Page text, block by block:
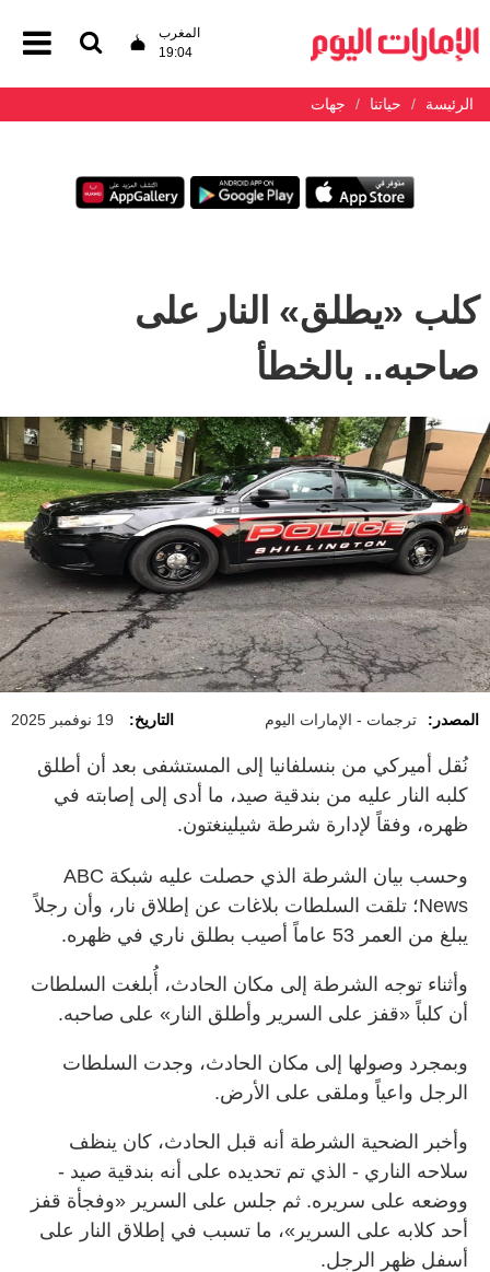
المغرب
19:04
الرئيسة حياتنا جهات
كلب «يطلق» النار على
صاحبه.. بالخطأ
المصدر: ترجمات - الإمارات اليوم التاريخ: 19 نوفمبر 2025
نُقل أميركي من بنسلفانيا إلى المستشفى بعد أن أطلق
كلبه النار عليه من بندقية صيد، ما أدى إلى إصابته في
ظهره، وفقاً لإدارة شرطة شيلينغتون.
وحسب بيان الشرطة الذي حصلت عليه شبكة ABC
News؛ تلقت السلطات بلاغات عن إطلاق نار، وأن رجلاً
يبلغ من العمر 53 عاماً أصيب بطلق ناري في ظهره.
وأثناء توجه الشرطة إلى مكان الحادث، أُبلغت السلطات
أن كلباً «قفز على السرير وأطلق النار» على صاحبه.
وبمجرد وصولها إلى مكان الحادث، وجدت السلطات
الرجل واعياً وملقى على الأرض.
وأخبر الضحية الشرطة أنه قبل الحادث، كان ينظف
سلاحه الناري - الذي تم تحديده على أنه بندقية صيد -
ووضعه على سريره. ثم جلس على السرير «وفجأة قفز
أحد كلابه على السرير»، ما تسبب في إطلاق النار على
أسفل ظهر الرجل.